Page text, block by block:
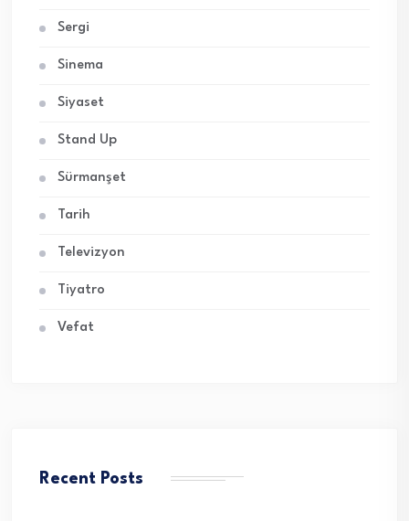
Sergi
Sinema
Siyaset
Stand Up
Sürmanşet
Tarih
Televizyon
Tiyatro
Vefat
Recent Posts